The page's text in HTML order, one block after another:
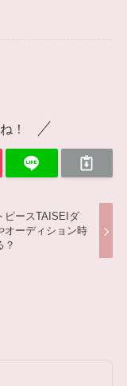
！
ピースTAISEIダ
オーディション時
？